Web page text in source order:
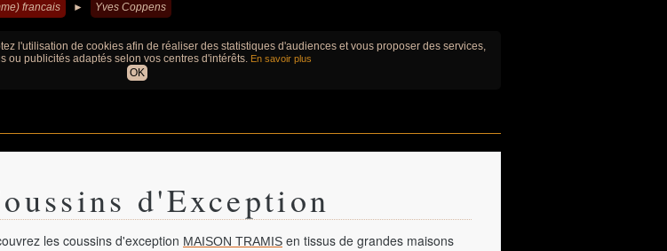
francais ► Yves Coppens
l'utilisation de cookies afin de réaliser des statistiques d'audiences et vous proposer des services,
ou publicités adaptés selon vos centres d'intérêts. En savoir plus
OK
d'Exception
les coussins d'exception MAISON TRAMIS en tissus de grandes maisons